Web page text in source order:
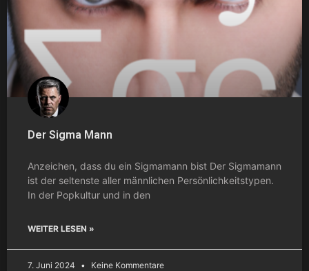
Der Sigma Mann
Anzeichen, dass du ein Sigmamann bist Der Sigmamann
ist der seltenste aller männlichen Persönlichkeitstypen.
In der Popkultur und in den
WEITER LESEN »
7. Juni 2024 Keine Kommentare